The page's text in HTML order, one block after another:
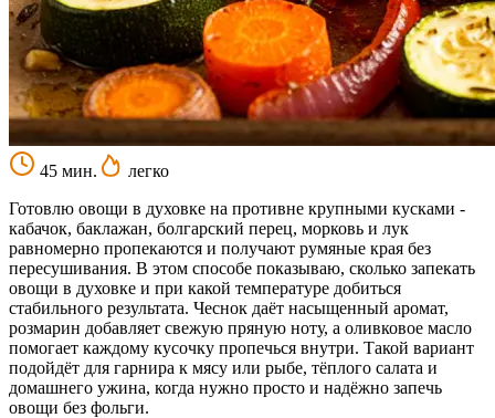
45 мин.
легко
Готовлю овощи в духовке на противне крупными кусками -
кабачок, баклажан, болгарский перец, морковь и лук
равномерно пропекаются и получают румяные края без
пересушивания. В этом способе показываю, сколько запекать
овощи в духовке и при какой температуре добиться
стабильного результата. Чеснок даёт насыщенный аромат,
розмарин добавляет свежую пряную ноту, а оливковое масло
помогает каждому кусочку пропечься внутри. Такой вариант
подойдёт для гарнира к мясу или рыбе, тёплого салата и
домашнего ужина, когда нужно просто и надёжно запечь
овощи без фольги.